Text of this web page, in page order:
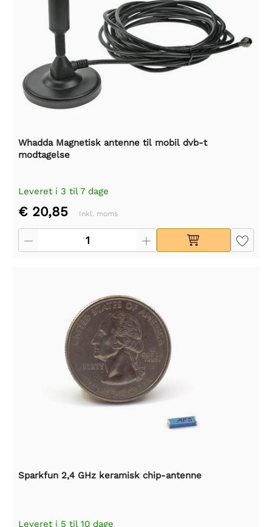
Whadda Magnetisk antenne til mobil dvb-t
modtagelse
Leveret i 3 til 7 dage
€ 20,85 Inkl. moms
Sparkfun 2,4 GHz keramisk chip-antenne
Leveret i 5 til 10 dage